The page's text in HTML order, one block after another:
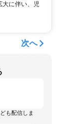
大に伴い、児
次へ
も配信しま